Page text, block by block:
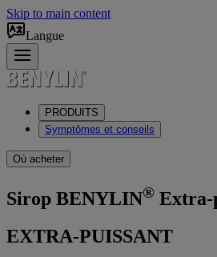
Skip to main content
Langue
PRODUITS
Symptômes et conseils
Où acheter
Sirop BENYLIN® Extra-
EXTRA-PUISSANT